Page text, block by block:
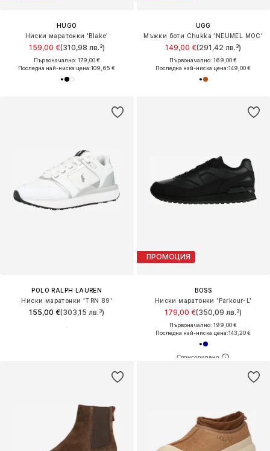
HUGO
Ниски маратонки 'Blake'
159,00 €(310,98 лв.³)
Първоначално: 179,00 €
Последна най-ниска цена:109,65 €
UGG
Мъжки боти Chukka 'NEUMEL MOC'
149,00 €(291,42 лв.³)
Първоначално: 169,00 €
Последна най-ниска цена:149,00 €
POLO RALPH LAUREN
Ниски маратонки 'TRN 89'
155,00 €(303,15 лв.³)
ПРОМОЦИЯ
BOSS
Ниски маратонки 'Parkour-L'
179,00 €(350,09 лв.³)
Първоначално: 199,00 €
Последна най-ниска цена:143,20 €